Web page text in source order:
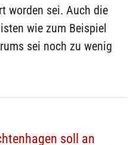
worden sei. Auch die
wie zum Beispiel
sei noch zu wenig
soll an